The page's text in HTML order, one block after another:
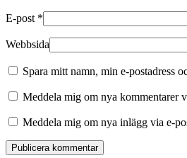
E-post *
Webbsida
Spara mitt namn, min e-postadress
Meddela mig om nya kommentarer
Meddela mig om nya inlägg via e-